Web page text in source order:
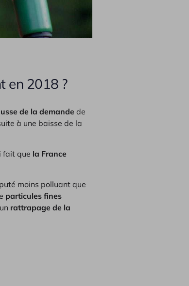
en 2018 ?
de la demande de
à une baisse de la
fait que la France
moins polluant que
particules fines
rattrapage de la